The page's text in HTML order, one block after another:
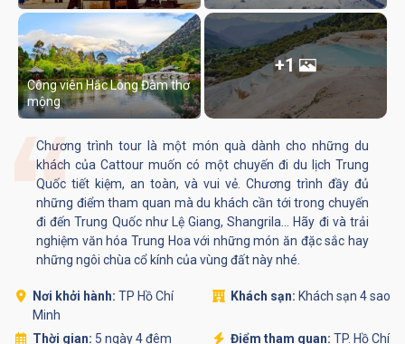
Công viên Hắc Long Đàm thơ
mộng
+1
Chương trình tour là một món quà dành cho những du
khách của Cattour muốn có một chuyến đi du lịch Trung
Quốc tiết kiệm, an toàn, và vui vẻ. Chương trình đầy đủ
những điểm tham quan mà du khách cần tới trong chuyến
đi đến Trung Quốc như Lệ Giang, Shangrila... Hãy đi và trải
nghiệm văn hóa Trung Hoa với những món ăn đặc sắc hay
những ngôi chùa cổ kính của vùng đất này nhé.
Nơi khởi hành: TP Hồ Chí
Minh
Khách sạn: Khách sạn 4 sao
Thời gian: 5 ngày 4 đêm Điểm tham quan: TP. Hồ Chí